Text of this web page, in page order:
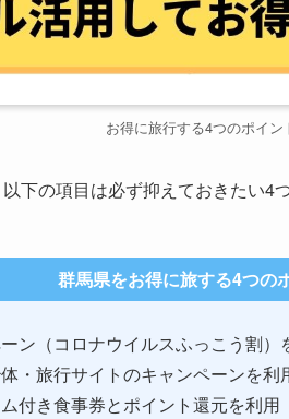
お得に旅行する4つのポイン
下の項目は必ず抑えておきたい4
群馬県をお得に旅する4つの
ン（コロナウイルスふっこう割）
・旅行サイトのキャンペーンを利
付き食事券とポイント還元を利用